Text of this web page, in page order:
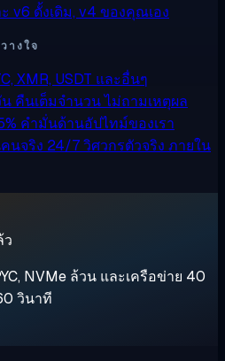
v6 ดั้งเดิม, v4 ของคุณเอง
างใจ
XMR, USDT และอื่นๆ
น คืนเต็มจำนวน ไม่ถามเหตุผล
คำมั่นด้านอัปไทม์ของเรา
นจริง 24/7วิศวกรตัวจริง ภายใน
ว
NVMe ล้วน และเครือข่าย 40
วินาที